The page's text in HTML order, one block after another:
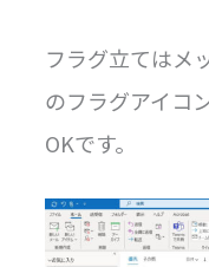
フラグ立てはメ
のフラグアイコ
OKです。